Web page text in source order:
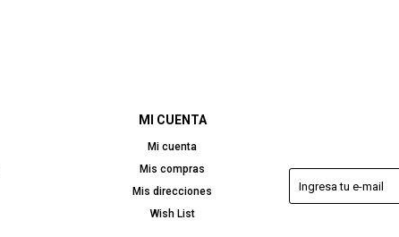
MI CUENTA
Mi cuenta
Mis compras
Mis direcciones
Wish List